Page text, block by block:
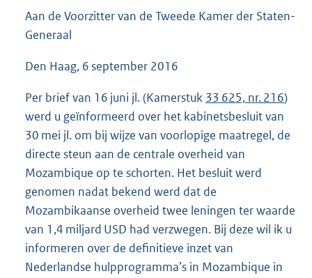
b
Aan de Voorzitter van de Tweede Kamer der Staten-
Generaal
Den Haag, 6 september 2016
Per brief van 16 juni jl. (Kamerstuk 33 625, nr. 216)
werd u geïnformeerd over het kabinetsbesluit van
30 mei jl. om bij wijze van voorlopige maatregel, de
directe steun aan de centrale overheid van
Mozambique op te schorten. Het besluit werd
genomen nadat bekend werd dat de
Mozambikaanse overheid twee leningen ter waarde
van 1,4 miljard USD had verzwegen. Bij deze wil ik u
informeren over de definitieve inzet van
Nederlandse hulpprogramma’s in Mozambique in